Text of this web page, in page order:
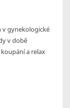
v gynekologické
v době
a relax